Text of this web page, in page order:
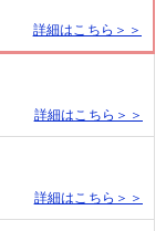
詳細はこちら＞＞
詳細はこちら＞＞
詳細はこちら＞＞